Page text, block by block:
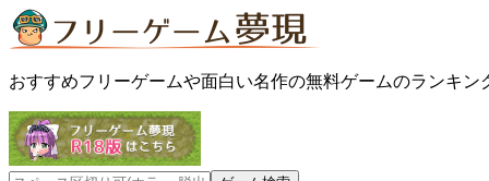
おすすめフリーゲームや面白い名作の無料ゲームのランキン